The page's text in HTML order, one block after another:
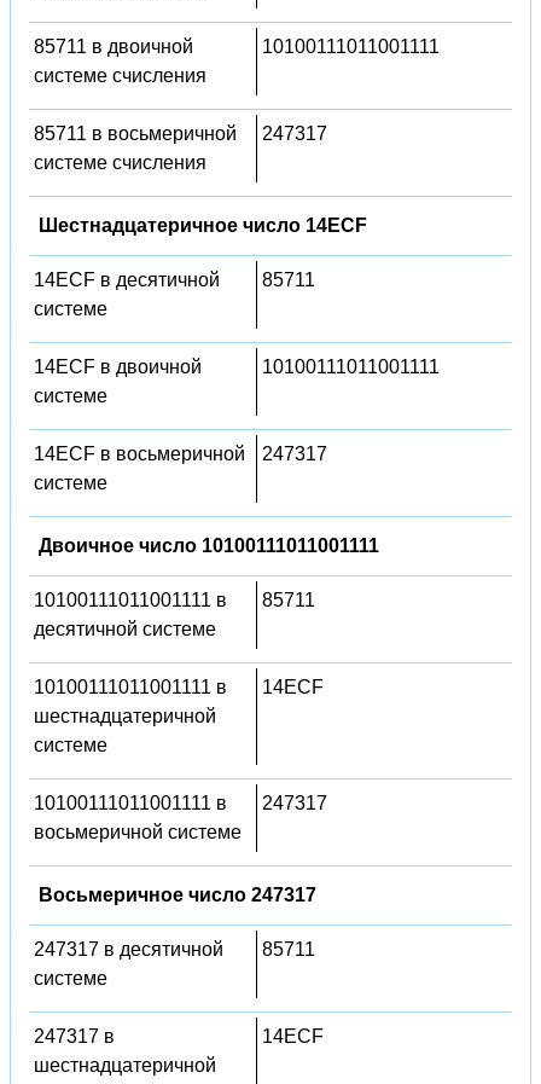
85711 в двоичной
системе счисления
10100111011001111
85711 в восьмеричной
системе счисления
247317
Шестнадцатеричное число 14ECF
14ECF в десятичной
системе
85711
14ECF в двоичной
системе
10100111011001111
14ECF в восьмеричной
системе
247317
Двоичное число 10100111011001111
10100111011001111 в
десятичной системе
85711
10100111011001111 в
шестнадцатеричной
системе
14ECF
10100111011001111 в
восьмеричной системе
247317
Восьмеричное число 247317
247317 в десятичной
системе
85711
247317 в
шестнадцатеричной
14ECF